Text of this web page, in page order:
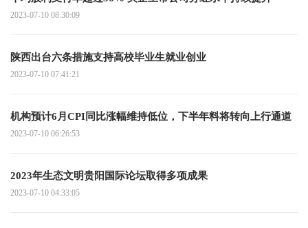
2023-07-10 08:30:09
陕西出台六条措施支持高校毕业生就业创业
2023-07-10 07:41:21
机构预计6月CPI同比涨幅维持低位，下半年料将转向上行通道
2023-07-10 06:26:53
2023年生态文明贵阳国际论坛取得多项成果
2023-07-10 04:33:05